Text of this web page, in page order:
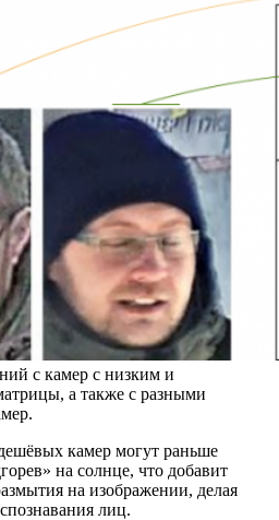
с камер с низким и
а также с разными
камер могут раньше
на солнце, что добавит
на изображении, делая
лиц.